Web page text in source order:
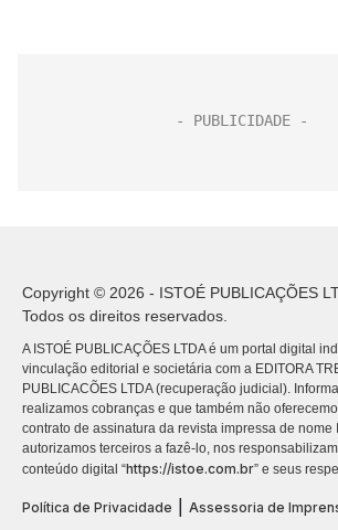
Copyright © 2026 - ISTOÉ PUBLICAÇÕES
Todos os direitos reservados.
A ISTOÉ PUBLICAÇÕES LTDA é um portal digital
vinculação editorial e societária com a EDITORA
PUBLICACÕES LTDA (recuperação judicial).
realizamos cobranças e que também não
contrato de assinatura da revista impressa de nome
autorizamos terceiros a fazê-lo, nos
conteúdo digital “https://istoe.com.br” e seus
Política de Privacidade
Assessoria de